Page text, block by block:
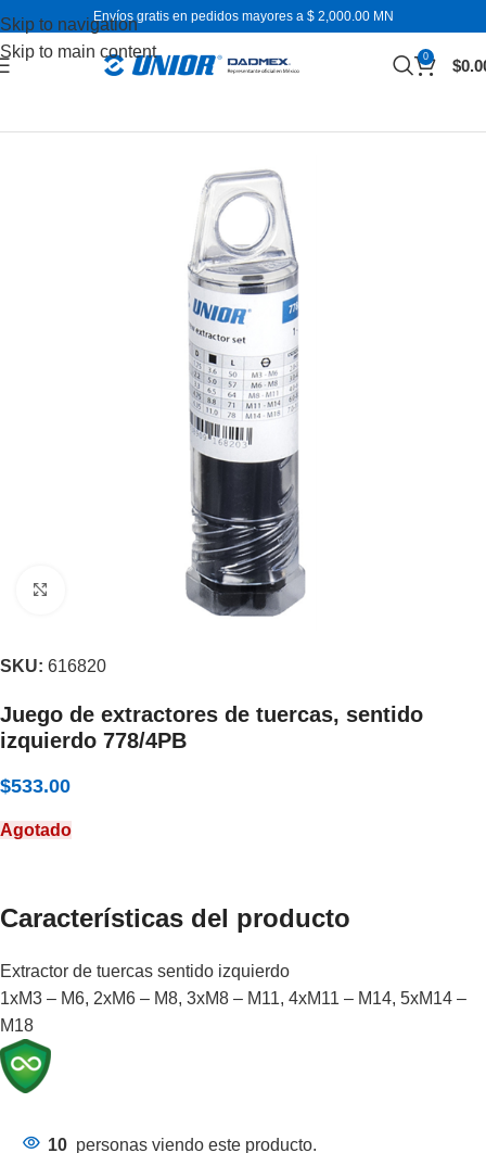
Skip to navigation
Skip to main content
Envíos gratis en pedidos mayores a $ 2,000.00 MN
0 $
SKU: 616820
Juego de extractores de tuercas, sentido
izquierdo 778/4PB
$533.00
Agotado
Características del producto
Extractor de tuercas sentido izquierdo
1xM3 – M6, 2xM6 – M8, 3xM8 – M11, 4xM11 – M14, 5xM14 –
M18
10 personas viendo este producto.